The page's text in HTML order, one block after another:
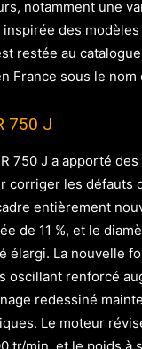
notamment une
des modèles
restée au
France sous le nom
750 J
750 J a apporté
corriger les défauts
entièrement
de 11 %, et le
élargi. La nouvelle
oscillant renforcé
redessiné
Le moteur